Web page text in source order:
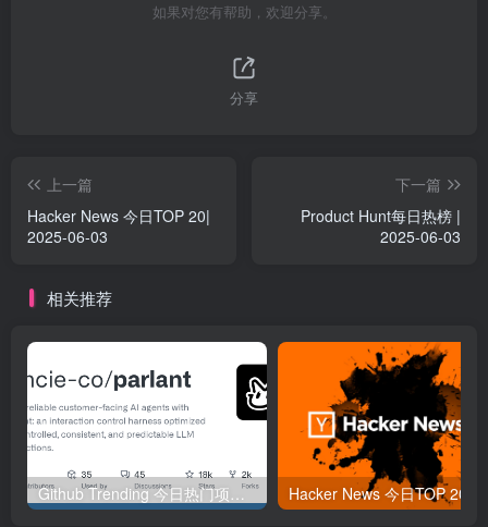
如果对您有帮助，欢迎分享。
分享
上一篇
Hacker News 今日TOP 20|
2025-06-03
下一篇
Product Hunt每日热榜 |
2025-06-03
相关推荐
Github Trending 今日热门项目 | 2025-09-06